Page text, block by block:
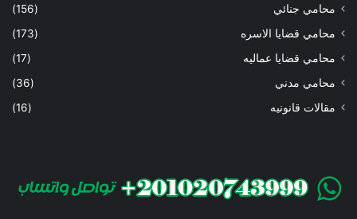
محامي جنائي
(156)
محامي قضايا الاسره
(173)
محامي قضايا عماليه
(17)
محامي مدني
(36)
مقالات قانونيه
(16)